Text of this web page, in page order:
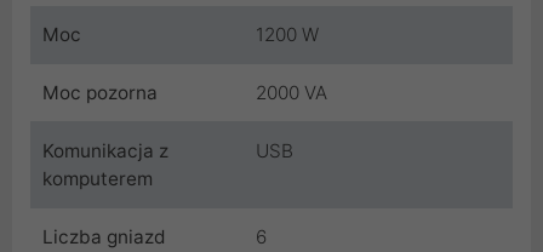
Moc 1200 W
Moc pozorna 2000 VA
Komunikacja z
komputerem
USB
Liczba gniazd 6